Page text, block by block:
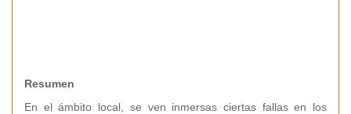
Resumen
En el ámbito local, se ven inmersas ciertas fallas en los